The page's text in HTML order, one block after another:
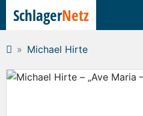
Michael Hirte
SchlagerNetz